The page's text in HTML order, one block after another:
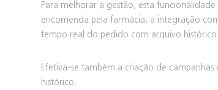
Para melhorar a gestão, esta
encomenda pela farmácia; a integração
tempo real do pedido com arquivo histórico.
Efetiva-se também a criação de
histórico.